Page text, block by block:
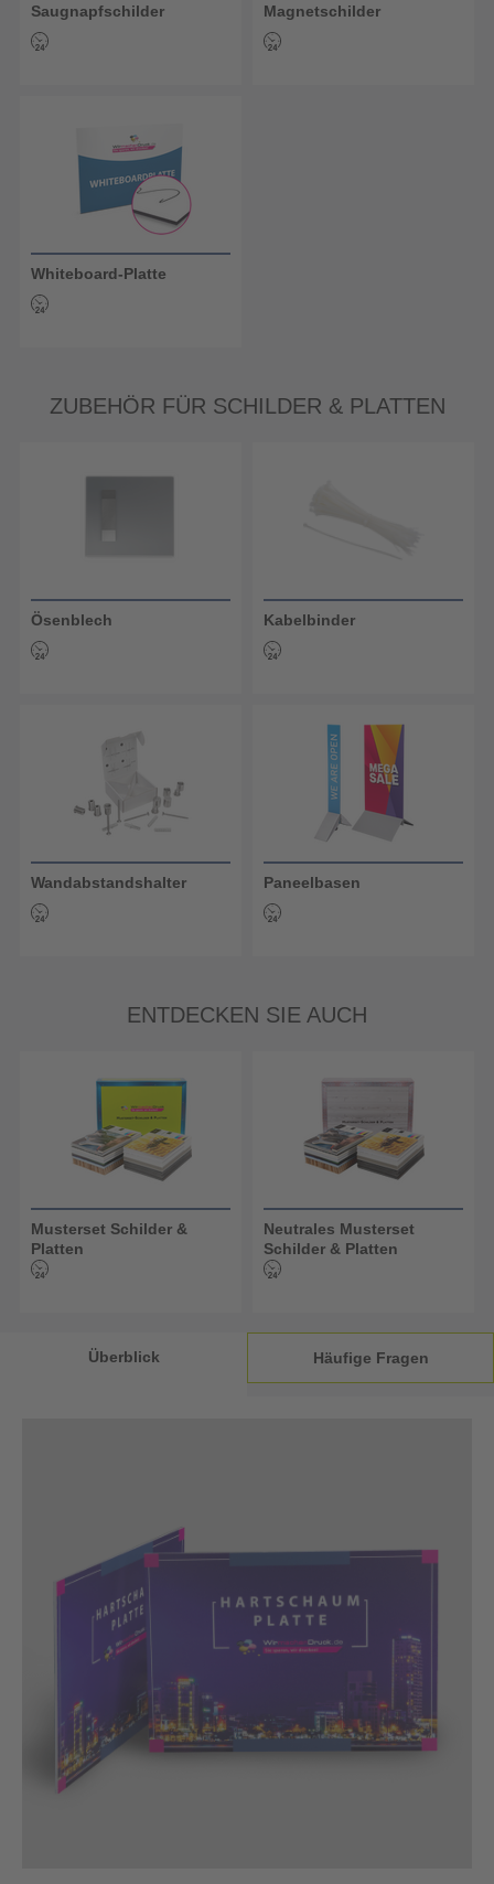
Saugnapfschilder Magnetschilder
Whiteboard-Platte
ZUBEHÖR FÜR SCHILDER & PLATTEN
Ösenblech Kabelbinder
Wandabstandshalter Paneelbasen
ENTDECKEN SIE AUCH
Musterset Schilder &
Platten
Neutrales Musterset
Schilder & Platten
Überblick Häufige Fragen